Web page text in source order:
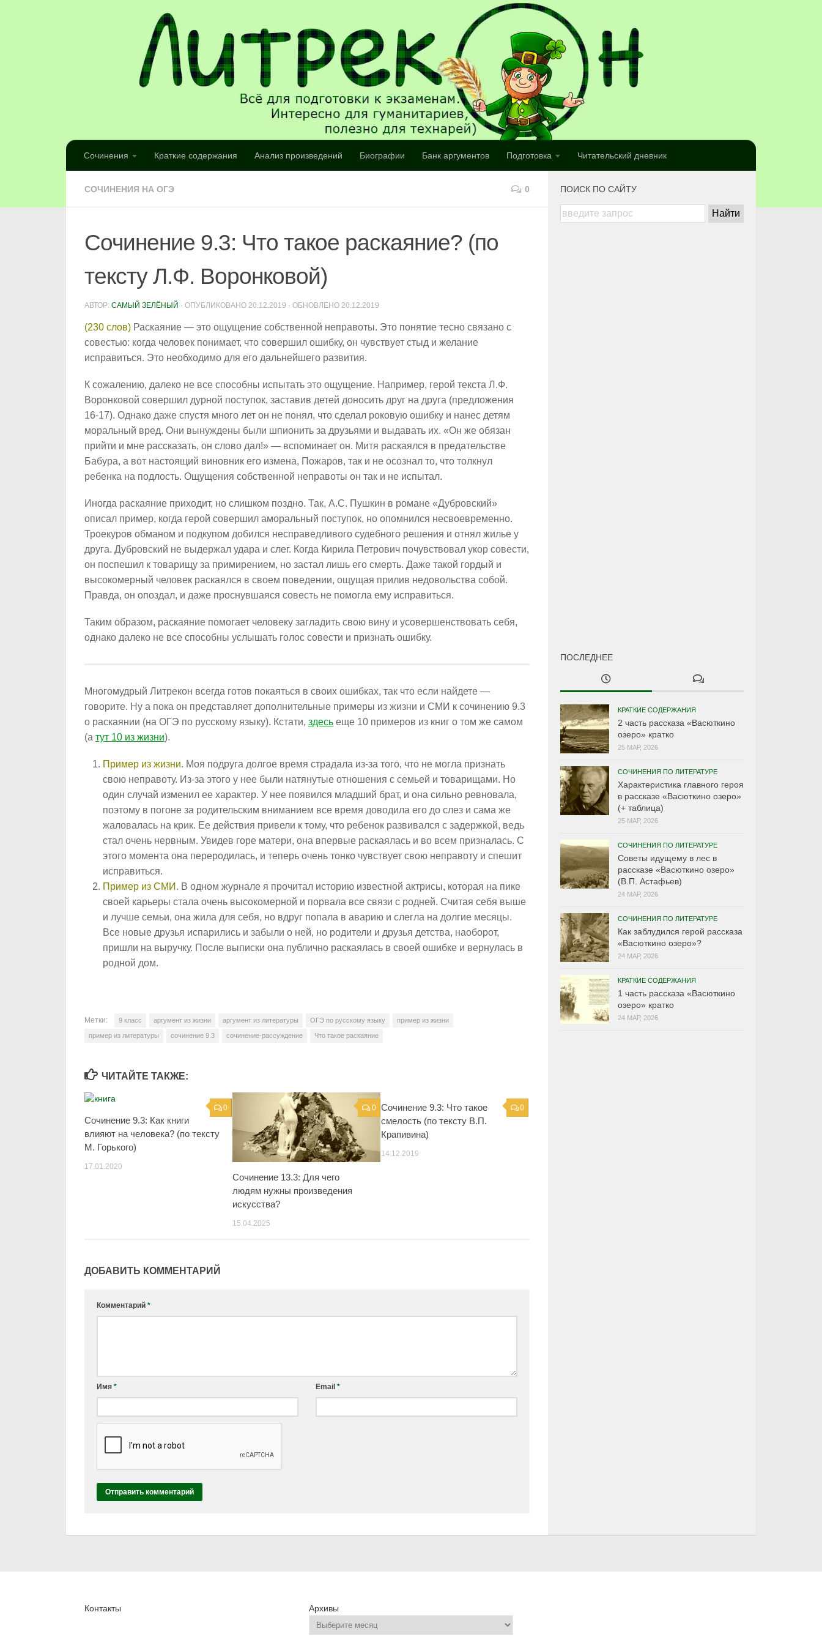
Сочинения Краткие содержания Анализ произведений Биографии Банк аргументов Подготовка Читательский дневник
СОЧИНЕНИЯ НА ОГЭ 0
Сочинение 9.3: Что такое раскаяние? (по
тексту Л.Ф. Воронковой)
АВТОР: САМЫЙ ЗЕЛЁНЫЙ · ОПУБЛИКОВАНО 20.12.2019 · ОБНОВЛЕНО 20.12.2019
(230 слов) Раскаяние — это ощущение собственной неправоты. Это понятие тесно связано с
совестью: когда человек понимает, что совершил ошибку, он чувствует стыд и желание
исправиться. Это необходимо для его дальнейшего развития.
К сожалению, далеко не все способны испытать это ощущение. Например, герой текста Л.Ф.
Воронковой совершил дурной поступок, заставив детей доносить друг на друга (предложения
16-17). Однако даже спустя много лет он не понял, что сделал роковую ошибку и нанес детям
моральный вред. Они вынуждены были шпионить за друзьями и выдавать их. «Он же обязан
прийти и мне рассказать, он слово дал!» — вспоминает он. Митя раскаялся в предательстве
Бабура, а вот настоящий виновник его измена, Пожаров, так и не осознал то, что толкнул
ребенка на подлость. Ощущения собственной неправоты он так и не испытал.
Иногда раскаяние приходит, но слишком поздно. Так, А.С. Пушкин в романе «Дубровский»
описал пример, когда герой совершил аморальный поступок, но опомнился несвоевременно.
Троекуров обманом и подкупом добился несправедливого судебного решения и отнял жилье у
друга. Дубровский не выдержал удара и слег. Когда Кирила Петрович почувствовал укор совести,
он поспешил к товарищу за примирением, но застал лишь его смерть. Даже такой гордый и
высокомерный человек раскаялся в своем поведении, ощущая прилив недовольства собой.
Правда, он опоздал, и даже проснувшаяся совесть не помогла ему исправиться.
Таким образом, раскаяние помогает человеку загладить свою вину и усовершенствовать себя,
однако далеко не все способны услышать голос совести и признать ошибку.
Многомудрый Литрекон всегда готов покаяться в своих ошибках, так что если найдете —
говорите. Ну а пока он представляет дополнительные примеры из жизни и СМИ к сочинению 9.3
о раскаянии (на ОГЭ по русскому языку). Кстати, здесь еще 10 примеров из книг о том же самом
(а тут 10 из жизни).
Пример из жизни. Моя подруга долгое время страдала из-за того, что не могла признать
свою неправоту. Из-за этого у нее были натянутые отношения с семьей и товарищами. Но
один случай изменил ее характер. У нее появился младший брат, и она сильно ревновала,
поэтому в погоне за родительским вниманием все время доводила его до слез и сама же
жаловалась на крик. Ее действия привели к тому, что ребенок развивался с задержкой, ведь
стал очень нервным. Увидев горе матери, она впервые раскаялась и во всем призналась. С
этого момента она переродилась, и теперь очень тонко чувствует свою неправоту и спешит
исправиться.
Пример из СМИ . В одном журнале я прочитал историю известной актрисы, которая на пике
своей карьеры стала очень высокомерной и порвала все связи с родней. Считая себя выше
и лучше семьи, она жила для себя, но вдруг попала в аварию и слегла на долгие месяцы.
Все новые друзья испарились и забыли о ней, но родители и друзья детства, наоборот,
пришли на выручку. После выписки она публично раскаялась в своей ошибке и вернулась в
родной дом.
Метки: 9 класс аргумент из жизни аргумент из литературы ОГЭ по русскому языку пример из жизни
пример из литературы сочинение 9.3 сочинение-рассуждение Что такое раскаяние
ЧИТАЙТЕ ТАКЖЕ:
0
Сочинение 9.3: Как книги
влияют на человека? (по тексту
М. Горького)
17.01.2020
0
Сочинение 13.3: Для чего
людям нужны произведения
искусства?
15.04.2025
0
Сочинение 9.3: Что такое
смелость (по тексту В.П.
Крапивина)
14.12.2019
ДОБАВИТЬ КОММЕНТАРИЙ
Комментарий *
Имя * Email *
ПОИСК ПО САЙТУ
ПОСЛЕДНЕЕ
КРАТКИЕ СОДЕРЖАНИЯ
2 часть рассказа «Васюткино
озеро» кратко
25 МАР, 2026
СОЧИНЕНИЯ ПО ЛИТЕРАТУРЕ
Характеристика главного героя
в рассказе «Васюткино озеро»
(+ таблица)
25 МАР, 2026
СОЧИНЕНИЯ ПО ЛИТЕРАТУРЕ
Советы идущему в лес в
рассказе «Васюткино озеро»
(В.П. Астафьев)
24 МАР, 2026
СОЧИНЕНИЯ ПО ЛИТЕРАТУРЕ
Как заблудился герой рассказа
«Васюткино озеро»?
24 МАР, 2026
КРАТКИЕ СОДЕРЖАНИЯ
1 часть рассказа «Васюткино
озеро» кратко
24 МАР, 2026
Контакты Архивы